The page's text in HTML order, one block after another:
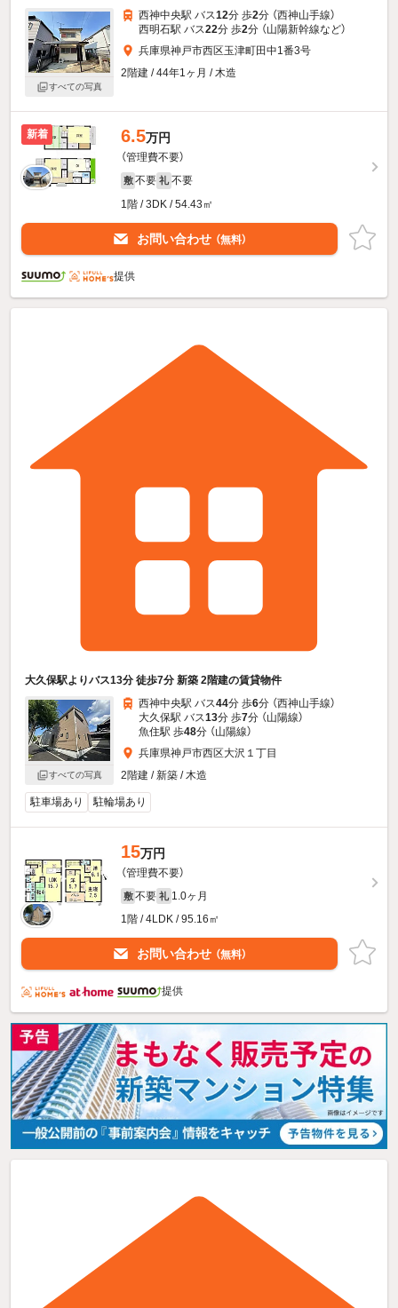
すべての写真
西神中央駅 バス12分 歩2分 （西神山手線）
西明石駅 バス22分 歩2分 （山陽新幹線など）
兵庫県神戸市西区玉津町田中1番3号
2階建 / 44年1ヶ月 / 木造
新着 6.5万円
（管理費不要）
敷 不要 礼 不要
1階 / 3DK / 54.43㎡
お問い合わせ （無料）
提供
大久保駅よりバス13分 徒歩7分 新築 2階建の賃貸物件
すべての写真
西神中央駅 バス44分 歩6分 （西神山手線）
大久保駅 バス13分 歩7分 （山陽線）
魚住駅 歩48分 （山陽線）
兵庫県神戸市西区大沢１丁目
2階建 / 新築 / 木造
駐車場あり 駐輪場あり
15万円
（管理費不要）
敷 不要 礼 1.0ヶ月
1階 / 4LDK / 95.16㎡
お問い合わせ （無料）
提供